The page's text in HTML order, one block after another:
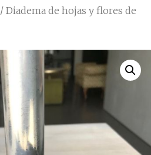
/ Diadema de hojas y flores de